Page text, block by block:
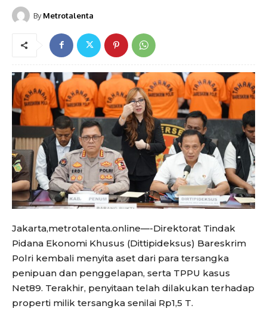
By Metrotalenta
Jakarta,metrotalenta.online—-Direktorat Tindak
Pidana Ekonomi Khusus (Dittipideksus) Bareskrim
Polri kembali menyita aset dari para tersangka
penipuan dan penggelapan, serta TPPU kasus
Net89. Terakhir, penyitaan telah dilakukan terhadap
properti milik tersangka senilai Rp1,5 T.